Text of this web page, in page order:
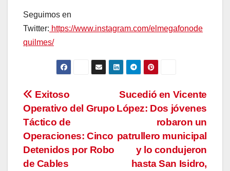
Seguimos en
Twitter: https://www.instagram.com/elmegafonode
quilmes/
Navegación
de
entradas
Sucedió en Vicente
López: Dos jóvenes
robaron un
patrullero municipal
y lo condujeron
hasta San Isidro,
Exitoso
Operativo del Grupo
Táctico de
Operaciones: Cinco
Detenidos por Robo
de Cables